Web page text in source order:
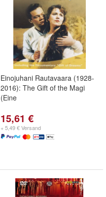
Einojuhani Rautavaara (1928-
2016): The Gift of the Magi
(Eine
15,61 €
+ 5,49 € Versand